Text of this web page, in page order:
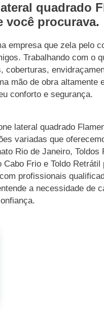
quadrado
você procurava.
empresa que zela pelo
Trabalhando com o
coberturas,
mão de obra altamente
conforto e segurança.
lateral quadrado
variadas que
Rio de Janeiro, Toldos
Frio e Toldo Retrátil
profissionais
a necessidade de